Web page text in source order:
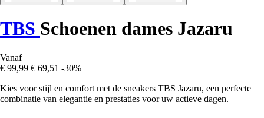
TBS Schoenen dames Jazaru
Vanaf
€ 99,99 € 69,51 -30%
Kies voor stijl en comfort met de sneakers TBS Jazaru, een perfecte
combinatie van elegantie en prestaties voor uw actieve dagen.